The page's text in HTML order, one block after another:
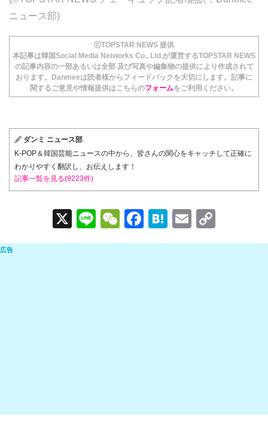
ニュース部)
ⓒTOPSTAR NEWS 提供
本記事は韓国Social Media Networks Co., Ltd.が運営するTOPSTAR NEWS
の記事内容の一部あるいは全部 及び写真や編集物の提供により作成されて
おります。Danmeeは読者様からフィードバックを大切にします。記事に
関するご意見や情報提供はこちらのフォームをご利用ください。
ダンミ ニュース部
K-POP＆韓国芸能ニュースの中から、皆さんの関心をキャッチして正確に
わかりやすく翻訳し、お伝えします！
記事一覧を見る(9223件)
X
Li
n
W
e
F
a
H
at
E
m o